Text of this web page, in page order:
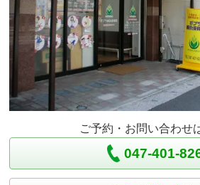
ご予約・お問い合わせ
047-401-